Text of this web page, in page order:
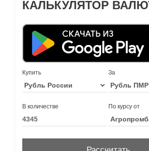
КАЛЬКУЛЯТОР
Купить За
В количестве По курсу от